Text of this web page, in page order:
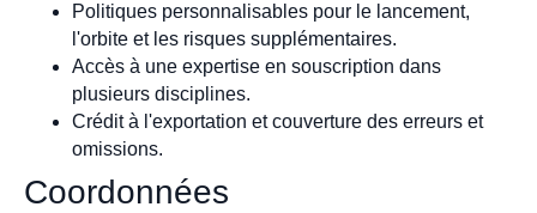
Politiques personnalisables pour le lancement,
l'orbite et les risques supplémentaires.
Accès à une expertise en souscription dans
plusieurs disciplines.
Crédit à l'exportation et couverture des erreurs et
omissions.
Coordonnées